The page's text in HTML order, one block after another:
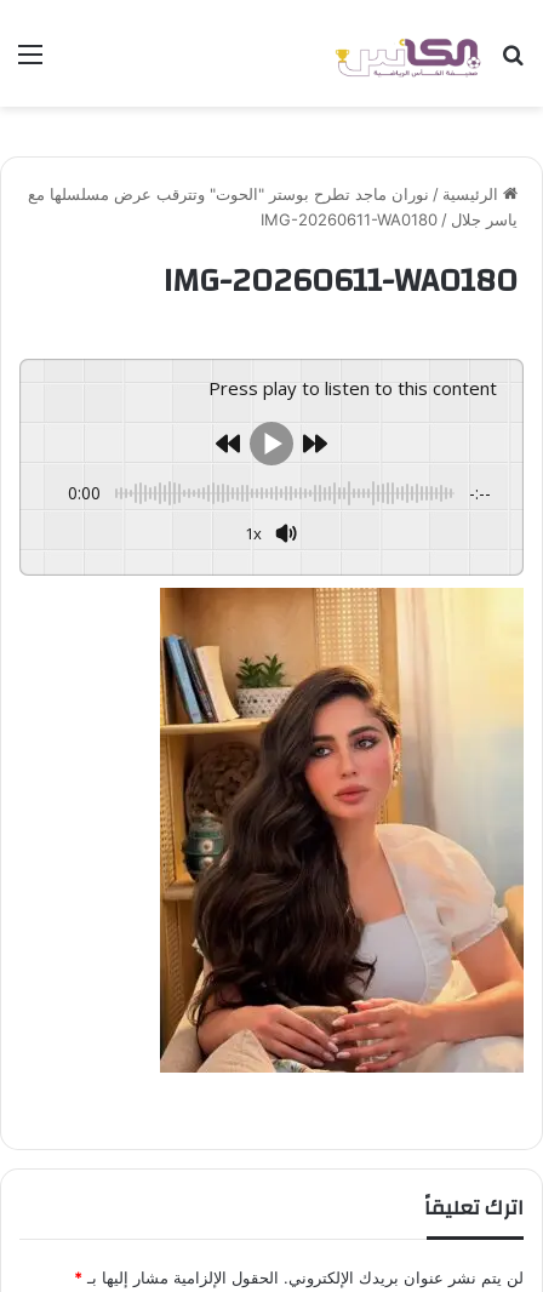
بحث عن
الرئيسية / نوران ماجد تطرح بوستر "الحوت" وتترقب عرض مسلسلها مع
ياسر جلال /
IMG-20260611-WA0180
IMG-20260611-WA0180
Press play to listen to this content
0:00 -:--
1x
اترك تعليقاً
لن يتم نشر عنوان بريدك الإلكتروني. الحقول الإلزامية مشار إليها بـ *